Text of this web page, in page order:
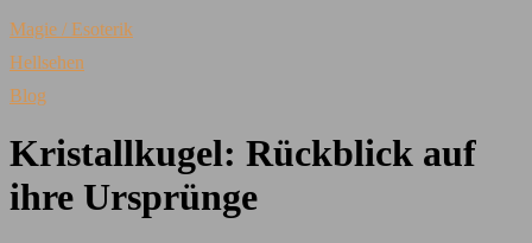
Magie / Esoterik
Hellsehen
Blog
Kristallkugel: Rückblick auf
ihre Ursprünge